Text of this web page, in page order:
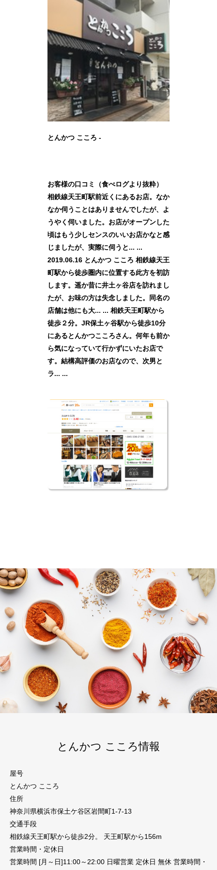
とんかつ こころ -
お客様の口コミ（食べログより抜粋）
相鉄線天王町駅前近くにあるお店。なか
なか伺うことはありませんでしたが、よ
うやく伺いました。お店がオープンした
頃はもう少しセンスのいいお店かなと感
じましたが、実際に伺うと... ...
2019.06.16 とんかつ こころ 相鉄線天王
町駅から徒歩圏内に位置する此方を初訪
します。遥か昔に井土ヶ谷店を訪れまし
たが、お味の方は失念しました。同名の
店舗は他にも大... ... 相鉄天王町駅から
徒歩２分。JR保土ヶ谷駅から徒歩10分
にあるとんかつこころさん。何年も前か
ら気になっていて行かずにいたお店で
す。結構高評価のお店なので、次男と
ラ... ...
とんかつ こころ情報
屋号
とんかつ こころ
住所
神奈川県横浜市保土ケ谷区岩間町1-7-13
交通手段
相鉄線天王町駅から徒歩2分。 天王町駅から156m
営業時間・定休日
営業時間 [月～日]11:00～22:00 日曜営業 定休日 無休 営業時間・